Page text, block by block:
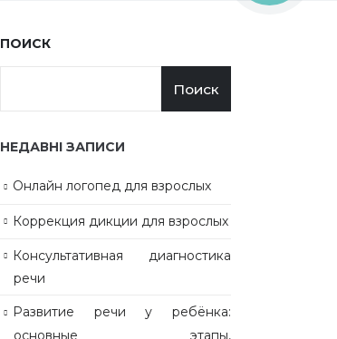
ПОИСК
Поиск
НЕДАВНІ ЗАПИСИ
Онлайн логопед для взрослых
Коррекция дикции для взрослых
Консультативная диагностика
речи
Развитие речи у ребёнка:
основные этапы,